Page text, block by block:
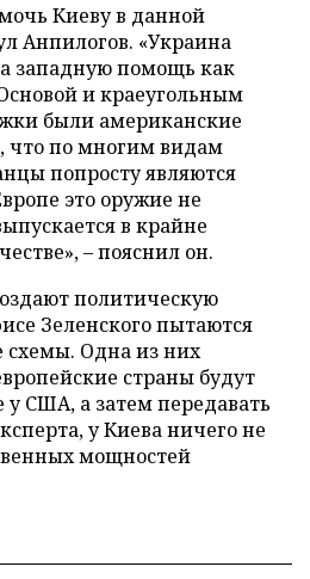
Киеву в данной
Анпилогов. «Украина
западную помощь как
и краеугольным
были американские
что по многим видам
попросту являются
это оружие не
в крайне
– пояснил он.
политическую
Зеленского пытаются
схемы. Одна из них
страны будут
у США, а затем передавать
у Киева ничего не
мощностей